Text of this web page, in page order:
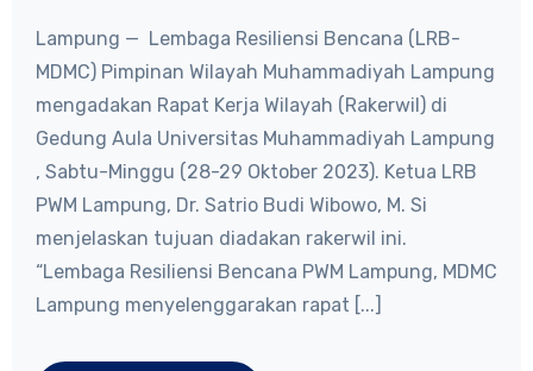
Lampung — Lembaga Resiliensi Bencana (LRB-
MDMC) Pimpinan Wilayah Muhammadiyah Lampung
mengadakan Rapat Kerja Wilayah (Rakerwil) di
Gedung Aula Universitas Muhammadiyah Lampung
, Sabtu-Minggu (28-29 Oktober 2023). Ketua LRB
PWM Lampung, Dr. Satrio Budi Wibowo, M. Si
menjelaskan tujuan diadakan rakerwil ini.
“Lembaga Resiliensi Bencana PWM Lampung, MDMC
Lampung menyelenggarakan rapat [...]